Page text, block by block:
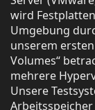
wird
Umgebung
unserem
Volumes“
mehrere
Unsere